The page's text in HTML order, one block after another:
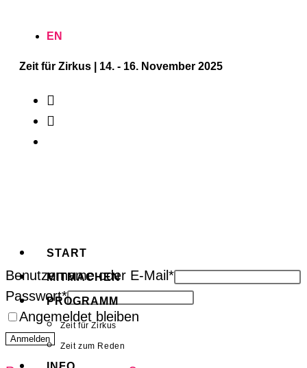
Inhalt
EN
Zeit für Zirkus | 14. - 16. November 2025
START
MITMACHEN
PROGRAMM
Zeit für Zirkus
Zeit zum Reden
Benutzername oder E-Mail*
Passwort*
Angemeldet bleiben